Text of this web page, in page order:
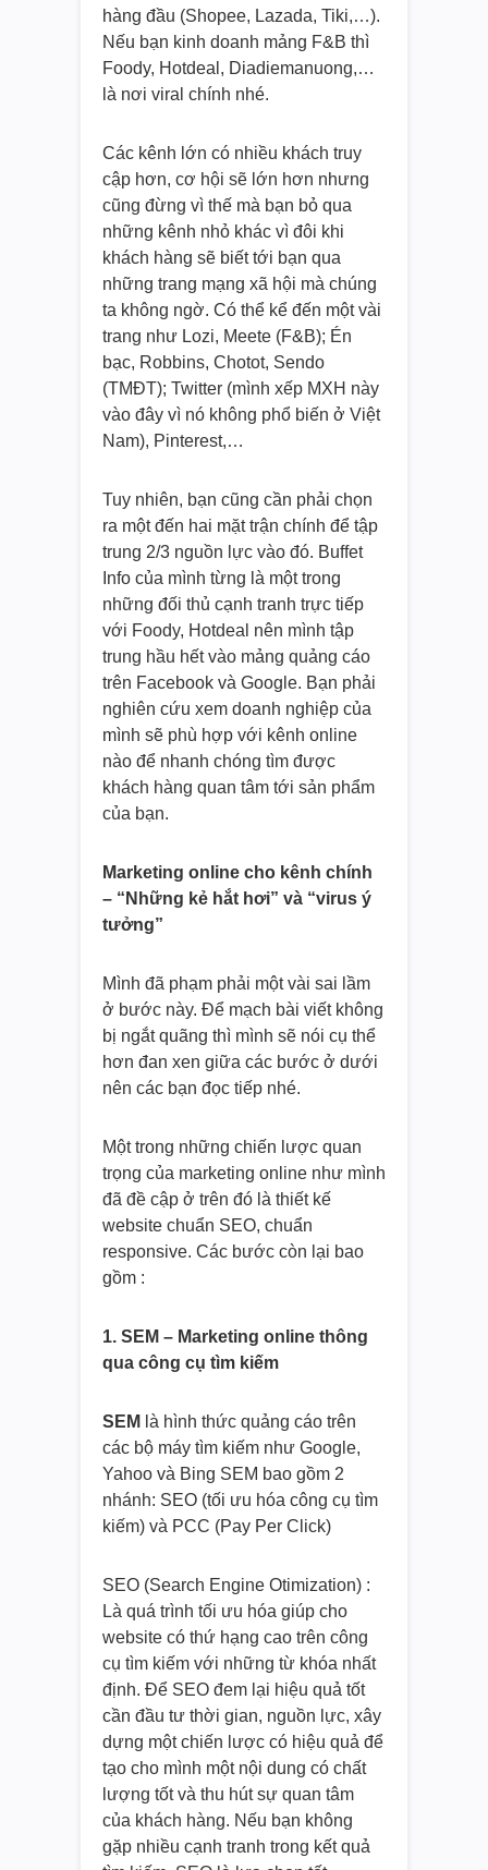
hàng đầu (Shopee, Lazada, Tiki,…).
Nếu bạn kinh doanh mảng F&B thì
Foody, Hotdeal, Diadiemanuong,…
là nơi viral chính nhé.
Các kênh lớn có nhiều khách truy
cập hơn, cơ hội sẽ lớn hơn nhưng
cũng đừng vì thế mà bạn bỏ qua
những kênh nhỏ khác vì đôi khi
khách hàng sẽ biết tới bạn qua
những trang mạng xã hội mà chúng
ta không ngờ. Có thể kể đến một vài
trang như Lozi, Meete (F&B); Én
bạc, Robbins, Chotot, Sendo
(TMĐT); Twitter (mình xếp MXH này
vào đây vì nó không phổ biến ở Việt
Nam), Pinterest,…
Tuy nhiên, bạn cũng cần phải chọn
ra một đến hai mặt trận chính để tập
trung 2/3 nguồn lực vào đó. Buffet
Info của mình từng là một trong
những đối thủ cạnh tranh trực tiếp
với Foody, Hotdeal nên mình tập
trung hầu hết vào mảng quảng cáo
trên Facebook và Google. Bạn phải
nghiên cứu xem doanh nghiệp của
mình sẽ phù hợp với kênh online
nào để nhanh chóng tìm được
khách hàng quan tâm tới sản phẩm
của bạn.
Marketing online cho kênh chính
– “Những kẻ hắt hơi” và “virus ý
tưởng”
Mình đã phạm phải một vài sai lầm
ở bước này. Để mạch bài viết không
bị ngắt quãng thì mình sẽ nói cụ thể
hơn đan xen giữa các bước ở dưới
nên các bạn đọc tiếp nhé.
Một trong những chiến lược quan
trọng của marketing online như mình
đã đề cập ở trên đó là thiết kế
website chuẩn SEO, chuẩn
responsive. Các bước còn lại bao
gồm :
1. SEM – Marketing online thông
qua công cụ tìm kiếm
SEM là hình thức quảng cáo trên
các bộ máy tìm kiếm như Google,
Yahoo và Bing SEM bao gồm 2
nhánh: SEO (tối ưu hóa công cụ tìm
kiếm) và PCC (Pay Per Click)
SEO (Search Engine Otimization) :
Là quá trình tối ưu hóa giúp cho
website có thứ hạng cao trên công
cụ tìm kiếm với những từ khóa nhất
định. Để SEO đem lại hiệu quả tốt
cần đầu tư thời gian, nguồn lực, xây
dựng một chiến lược có hiệu quả để
tạo cho mình một nội dung có chất
lượng tốt và thu hút sự quan tâm
của khách hàng. Nếu bạn không
gặp nhiều cạnh tranh trong kết quả